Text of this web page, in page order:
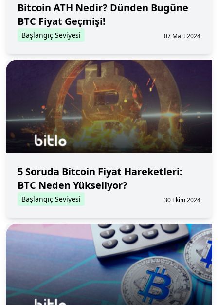
Bitcoin ATH Nedir? Dünden Bugüne
BTC Fiyat Geçmişi!
Başlangıç Seviyesi 07 Mart 2024
5 Soruda Bitcoin Fiyat Hareketleri:
BTC Neden Yükseliyor?
Başlangıç Seviyesi 30 Ekim 2024